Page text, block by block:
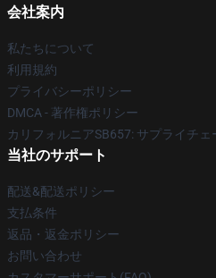
会社案内
私たちについて
利用規約
プライバシーポリシー
DMCA - 著作権ポリシー
カリフォルニアSB657: サプライチ
当社のサポート
配送&配送ポリシー
支払条件
返品・返金ポリシー
お問い合わせ